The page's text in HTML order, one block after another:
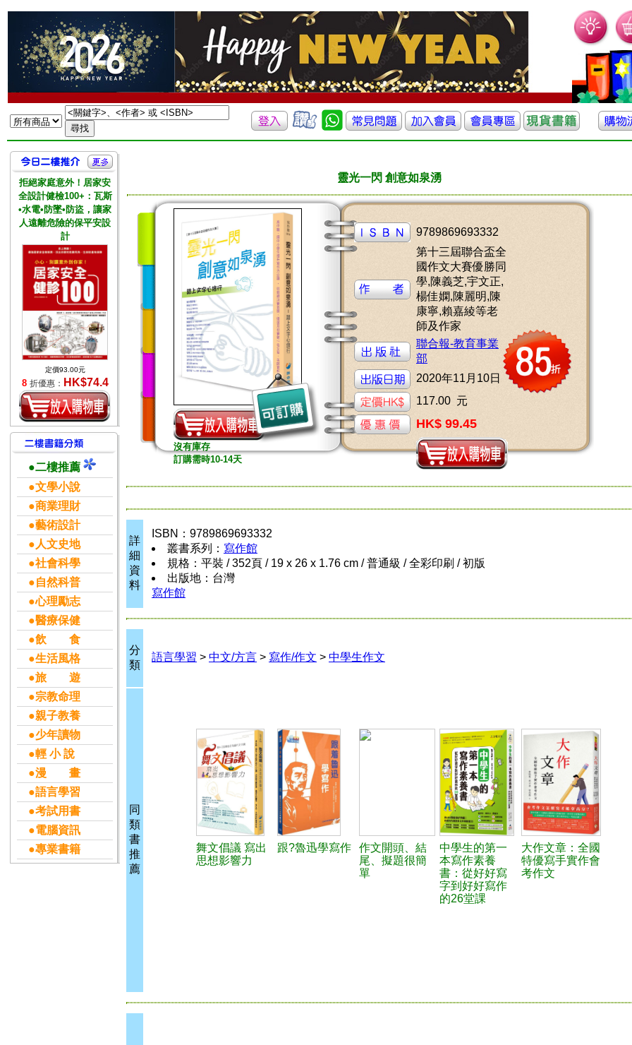
拒絕家庭意外！居家安
全設計健檢100+：瓦斯
•水電•防墜•防盜，讓家
人遠離危險的保平安設
計
定價93.00元
8 折優惠： HK$74.4
●二樓推薦
●文學小說
●商業理財
●藝術設計
●人文史地
●社會科學
●自然科普
●心理勵志
●醫療保健
●飲 食
●生活風格
●旅 遊
●宗教命理
●親子教養
●少年讀物
●輕 小 說
●漫 畫
●語言學習
●考試用書
●電腦資訊
●專業書籍
靈光一閃 創意如泉湧
沒有庫存
訂購需時10-14天
9789869693332
第十三屆聯合盃全
國作文大賽優勝同
學,陳義芝,宇文正,
楊佳嫻,陳麗明,陳
康寧,賴嘉綾等老
師及作家
聯合報-教育事業
部
2020年11月10日
117.00 元
HK$ 99.45
詳
細
資
料
ISBN：9789869693332
叢書系列： 寫作館
規格：平裝 / 352頁 / 19 x 26 x 1.76 cm / 普通級 / 全彩印刷 / 初版
出版地：台灣
寫作館
分
類
語言學習 > 中文/方言 > 寫作/作文 > 中學生作文
同
類
書
推
薦
舞文倡議 寫出
思想影響力
跟?魯迅學寫作
作文開頭、結
尾、擬題很簡
單
中學生的第一
本寫作素養
書：從好好寫
字到好好寫作
的26堂課
大作文章：全國
特優寫手實作會
考作文